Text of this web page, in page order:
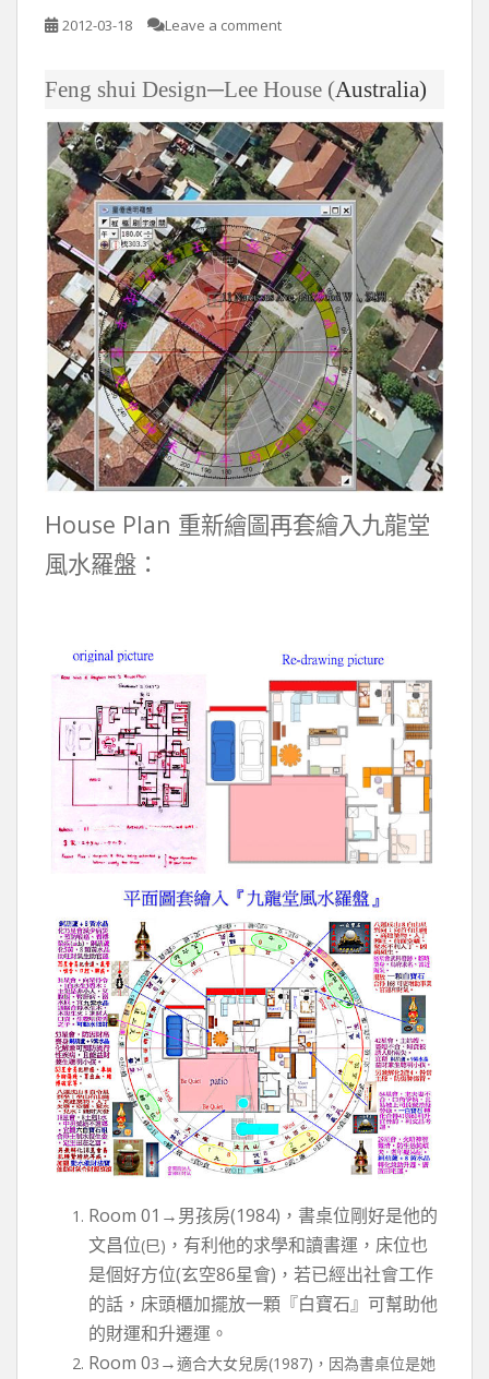
2012-03-18 Leave a comment
Feng shui Design─Lee House (Australia)
House Plan 重新繪圖再套繪入九龍堂
風水羅盤：
Room 01→男孩房(1984)，書桌位剛好是他的
文昌位(巳) ，有利他的求學和讀書運，床位也
是個好方位(玄空86星會)，若已經出社會工作
的話，床頭櫃加擺放一顆『白寶石』可幫助他
的財運和升遷運。
Room 03 →適合大女兒房(1987)，因為書桌位是她